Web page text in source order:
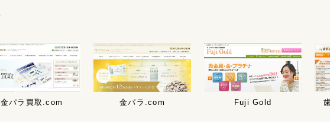
金パラ買取.com 金パラ.com Fuji Gold